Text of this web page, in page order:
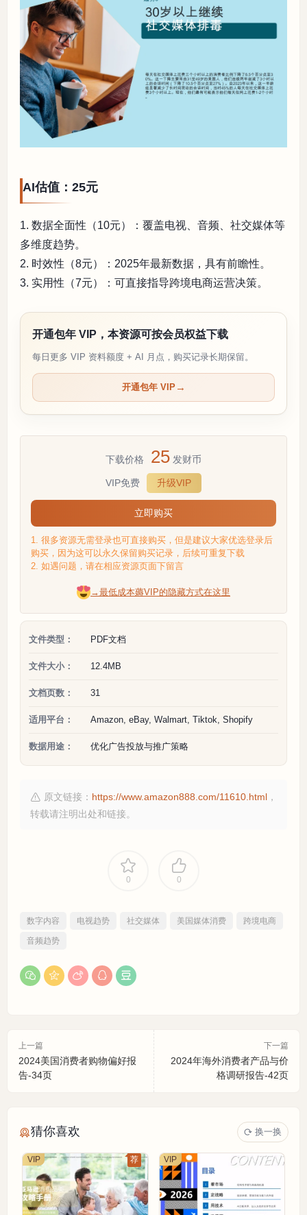
AI估值：25元
1. 数据全面性（10元）：覆盖电视、音频、社交媒体等
多维度趋势。
2. 时效性（8元）：2025年最新数据，具有前瞻性。
3. 实用性（7元）：可直接指导跨境电商运营决策。
开通包年 VIP，本资源可按会员权益下载
每日更多 VIP 资料额度 + AI 月点，购买记录长期保留。
开通包年 VIP
下载价格 25 发财币
VIP免费 升级VIP
立即购买
1. 很多资源无需登录也可直接购买，但是建议大家优选登录后
购买，因为这可以永久保留购买记录，后续可重复下载
2. 如遇问题，请在相应资源页面下留言
→最低成本薅VIP的隐藏方式在这里
文件类型： PDF文档
文件大小： 12.4MB
文档页数： 31
适用平台： Amazon, eBay, Walmart, Tiktok, Shopify
数据用途： 优化广告投放与推广策略
原文链接： https://www.amazon888.com/11610.html ，
转载请注明出处和链接。
0 0
数字内容 电视趋势 社交媒体 美国媒体消费 跨境电商
音频趋势
上一篇
2024美国消费者购物偏好报
告-34页
下一篇
2024年海外消费者产品与价
格调研报告-42页
猜你喜欢 换一换
VIP 荐 VIP